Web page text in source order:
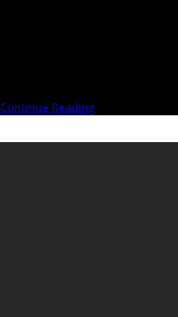
Continue Reading